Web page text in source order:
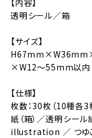
透明シール／箱
【サイズ】
×W12～55mm以内（
【仕様】
枚数：30枚（10種各3
紙（箱）／透明シール
illustration ／ つゆ